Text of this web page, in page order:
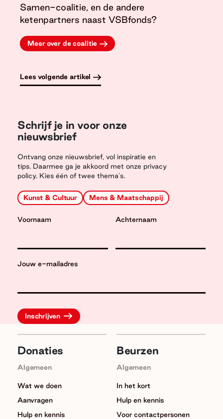
Samen-coalitie, en de andere
ketenpartners naast VSBfonds?
Meer over de coalitie
Lees volgende artikel
Schrijf je in voor onze
nieuwsbrief
Ontvang onze nieuwsbrief, vol inspiratie en
tips. Daarmee ga je akkoord met onze privacy
policy. Kies één of twee thema's.
Kunst & Cultuur Mens & Maatschappij
Jouw e-mailadres
Voornaam Achternaam
Donaties
Algemeen
Wat we doen
Aanvragen
Hulp en kennis
Beurzen
Algemeen
In het kort
Hulp en kennis
Voor contactpersonen